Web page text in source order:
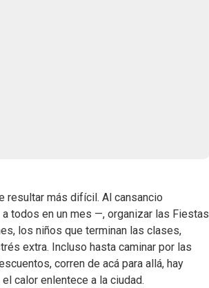
resultar más difícil. Al cansancio
todos en un mes —, organizar las Fiestas
los niños que terminan las clases,
extra. Incluso hasta caminar por las
corren de acá para allá, hay
calor enlentece a la ciudad.